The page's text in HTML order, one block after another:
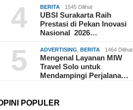
4 BERITA 1545 Dilihat
UBSI Surakarta Raih
Prestasi di Pekan Inovasi
Nasional 2026…
5 ADVERTISING ,BERITA 1464 Dilihat
Mengenal Layanan MIW
Travel Solo untuk
Mendampingi Perjalana…
POPULER